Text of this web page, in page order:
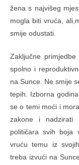
žena s najvišeg
mogla biti vruća,
smije odustati.
Zaključne
spolno i
na Sunce. Ne smije
tepih. Izborna
se o temi moći i
zakone i nadzirati
političara svih boja
vruću temu iz
treba izvući na